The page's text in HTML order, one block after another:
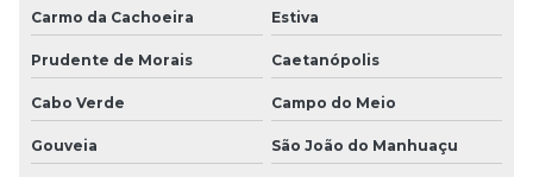
Carmo da Cachoeira Estiva
Prudente de Morais Caetanópolis
Cabo Verde Campo do Meio
Gouveia São João do Manhuaçu